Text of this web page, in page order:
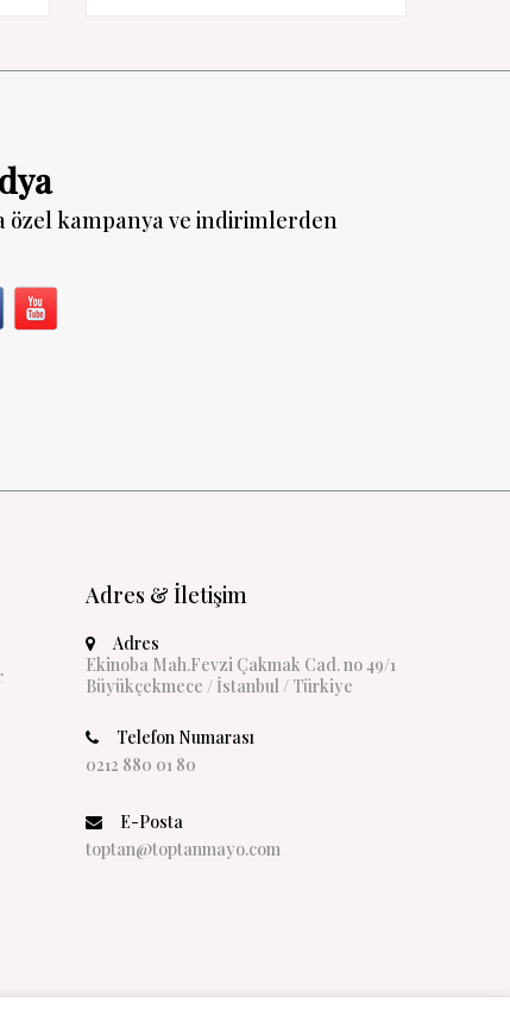
özel kampanya ve indirimlerden
Adres & İletişim
Adres
Ekinoba Mah.Fevzi Çakmak Cad. no 49/1
Büyükçekmece / İstanbul / Türkiye
Telefon Numarası
0212 880 01 80
E-Posta
toptan@toptanmayo.com